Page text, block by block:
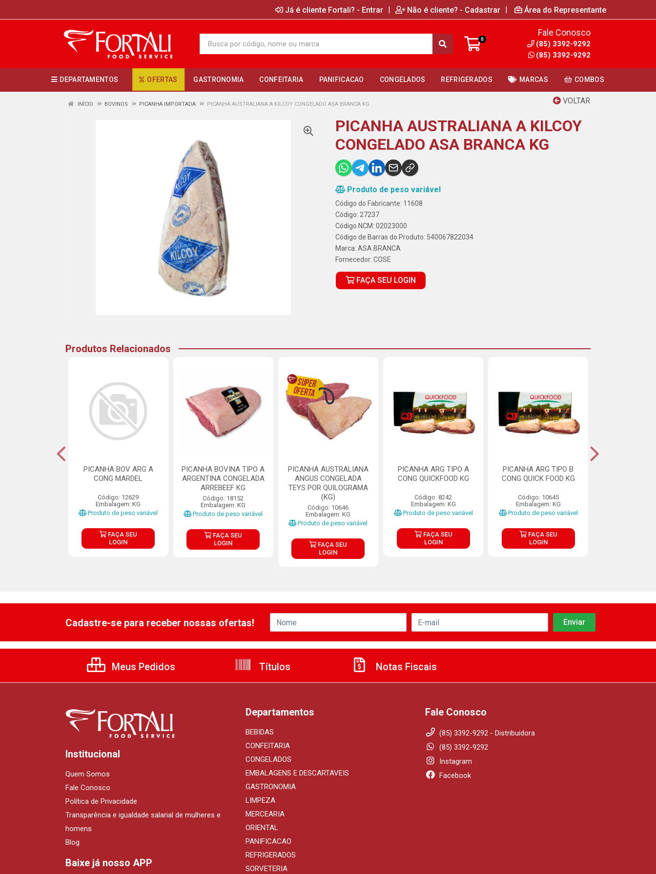
Já é cliente Fortali? - Entrar | Não é cliente? - Cadastrar | Área do Representante
0
Fale Conosco
(85) 3392-9292
(85) 3392-9292
DEPARTAMENTOS OFERTAS GASTRONOMIA CONFEITARIA PANIFICACAO CONGELADOS REFRIGERADOS MARCAS COMBOS
VOLTAR
INÍCIO BOVINOS PICANHA IMPORTADA PICANHA AUSTRALIANA A KILCOY CONGELADO ASA BRANCA KG
PICANHA AUSTRALIANA A KILCOY
CONGELADO ASA BRANCA KG
Produto de peso variável
Código do Fabricante: 11608
Código: 27237
Código NCM: 02023000
Código de Barras do Produto: 540067822034
Marca: ASA BRANCA
Fornecedor: COSE
FAÇA SEU LOGIN
Produtos Relacionados
PICANHA BOV ARG A
CONG MARDEL
Código: 12629
Embalagem: KG
Produto de peso variável
FAÇA SEU
LOGIN
PICANHA BOVINA TIPO A
ARGENTINA CONGELADA
ARREBEEF KG
Código: 18152
Embalagem: KG
Produto de peso variável
FAÇA SEU
LOGIN
PICANHA AUSTRALIANA
ANGUS CONGELADA
TEYS POR QUILOGRAMA
(KG)
Código: 10646
Embalagem: KG
Produto de peso variável
FAÇA SEU
LOGIN
PICANHA ARG TIPO A
CONG QUICKFOOD KG
Código: 8242
Embalagem: KG
Produto de peso variável
FAÇA SEU
LOGIN
PICANHA ARG TIPO B
CONG QUICK FOOD KG
Código: 10645
Embalagem: KG
Produto de peso variável
FAÇA SEU
LOGIN
Cadastre-se para receber nossas ofertas!
Meus Pedidos Títulos Notas Fiscais
Institucional
Quem Somos
Fale Conosco
Política de Privacidade
Transparência e igualdade salarial de mulheres e
homens
Blog
Baixe já nosso APP
Departamentos
BEBIDAS
CONFEITARIA
CONGELADOS
EMBALAGENS E DESCARTAVEIS
GASTRONOMIA
LIMPEZA
MERCEARIA
ORIENTAL
PANIFICACAO
REFRIGERADOS
SORVETERIA
Fale Conosco
(85) 3392-9292 - Distribuidora
(85) 3392-9292
Instagram
Facebook